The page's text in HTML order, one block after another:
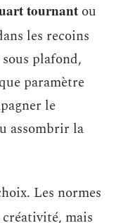
tournant ou
les recoins
plafond,
paramètre
le
assombrir la
Les normes
mais